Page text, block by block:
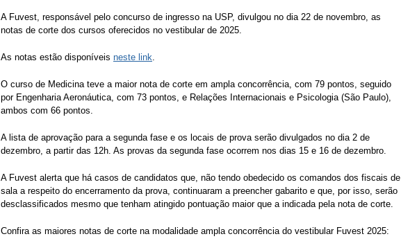
A Fuvest, responsável pelo concurso de ingresso na USP, divulgou no dia 22 de novembro, as
notas de corte dos cursos oferecidos no vestibular de 2025.
As notas estão disponíveis neste link.
O curso de Medicina teve a maior nota de corte em ampla concorrência, com 79 pontos, seguido
por Engenharia Aeronáutica, com 73 pontos, e Relações Internacionais e Psicologia (São Paulo),
ambos com 66 pontos.
A lista de aprovação para a segunda fase e os locais de prova serão divulgados no dia 2 de
dezembro, a partir das 12h. As provas da segunda fase ocorrem nos dias 15 e 16 de dezembro.
A Fuvest alerta que há casos de candidatos que, não tendo obedecido os comandos dos fiscais de
sala a respeito do encerramento da prova, continuaram a preencher gabarito e que, por isso, serão
desclassificados mesmo que tenham atingido pontuação maior que a indicada pela nota de corte.
Confira as maiores notas de corte na modalidade ampla concorrência do vestibular Fuvest 2025: